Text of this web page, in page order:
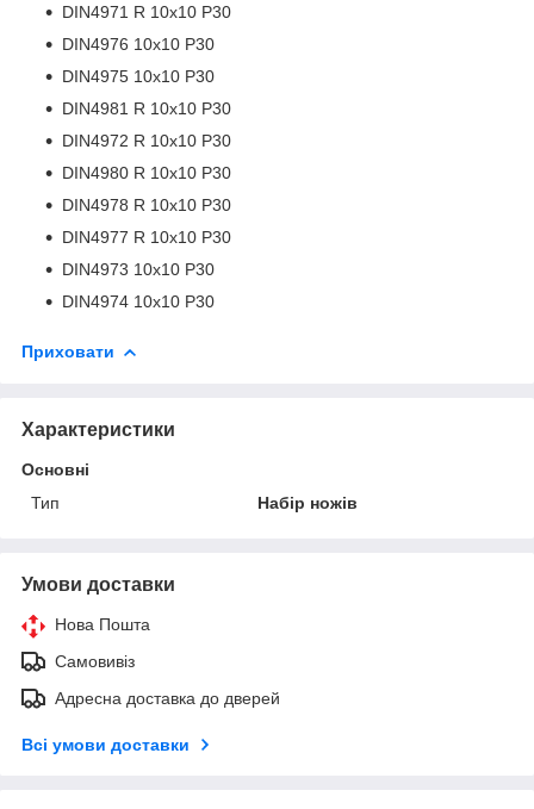
DIN4971 R 10x10 P30
DIN4976 10x10 P30
DIN4975 10x10 P30
DIN4981 R 10x10 P30
DIN4972 R 10x10 P30
DIN4980 R 10x10 P30
DIN4978 R 10x10 P30
DIN4977 R 10x10 P30
DIN4973 10x10 P30
DIN4974 10x10 P30
Приховати
Характеристики
Основні
Тип
Набір ножів
Умови доставки
Нова Пошта
Самовивіз
Адресна доставка до дверей
Всі умови доставки